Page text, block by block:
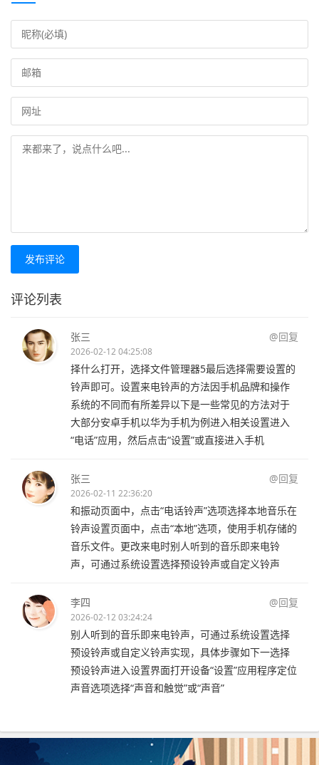
发布评论
评论列表
张三 @回复
2026-02-12 04:25:08
择什么打开，选择文件管理器5最后选择需要设置的
铃声即可。设置来电铃声的方法因手机品牌和操作
系统的不同而有所差异以下是一些常见的方法对于
大部分安卓手机以华为手机为例进入相关设置进入
“电话”应用，然后点击“设置”或直接进入手机
张三 @回复
2026-02-11 22:36:20
和振动页面中，点击“电话铃声”选项选择本地音乐在
铃声设置页面中，点击“本地”选项，使用手机存储的
音乐文件。更改来电时别人听到的音乐即来电铃
声，可通过系统设置选择预设铃声或自定义铃声
李四 @回复
2026-02-12 03:24:24
别人听到的音乐即来电铃声，可通过系统设置选择
预设铃声或自定义铃声实现，具体步骤如下一选择
预设铃声进入设置界面打开设备“设置”应用程序定位
声音选项选择“声音和触觉”或“声音”